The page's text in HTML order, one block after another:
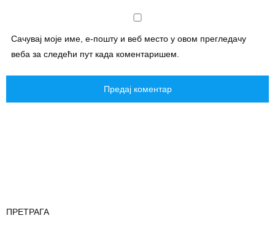
Сачувај моје име, е-пошту и веб место у овом прегледачу
веба за следећи пут када коментаришем.
ПРЕТРАГА